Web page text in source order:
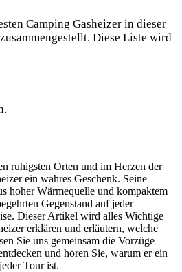
Camping Gasheizer in dieser
Diese Liste wird
ruhigsten Orten und im Herzen der
ein wahres Geschenk. Seine
hoher Wärmequelle und kompaktem
Gegenstand auf jeder
Dieser Artikel wird alles Wichtige
erklären und erläutern, welche
Sie uns gemeinsam die Vorzüge
und hören Sie, warum er ein
Tour ist.